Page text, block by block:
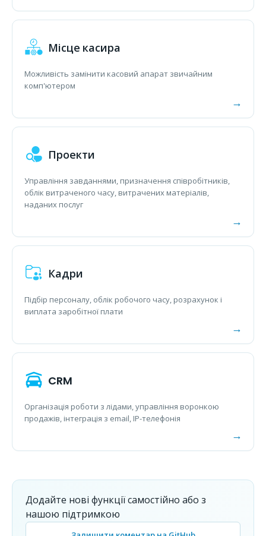
Місце касира
Можливість замінити касовий апарат звичайним
комп'ютером
Проекти
Управління завданнями, призначення співробітників,
облік витраченого часу, витрачених матеріалів,
наданих послуг
Кадри
Підбір персоналу, облік робочого часу, розрахунок і
виплата заробітної плати
CRM
Організація роботи з лідами, управління воронкою
продажів, інтеграція з email, IP-телефонія
Додайте нові функції самостійно або з
нашою підтримкою